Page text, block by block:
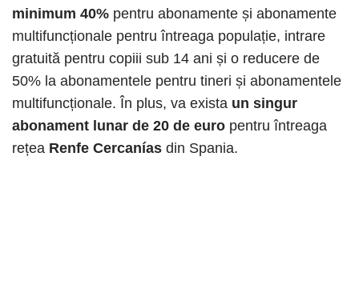
minimum 40% pentru abonamente și abonamente
multifuncționale pentru întreaga populație, intrare
gratuită pentru copiii sub 14 ani și o reducere de
50% la abonamentele pentru tineri și abonamentele
multifuncționale. În plus, va exista un singur
abonament lunar de 20 de euro pentru întreaga
rețea Renfe Cercanías din Spania.